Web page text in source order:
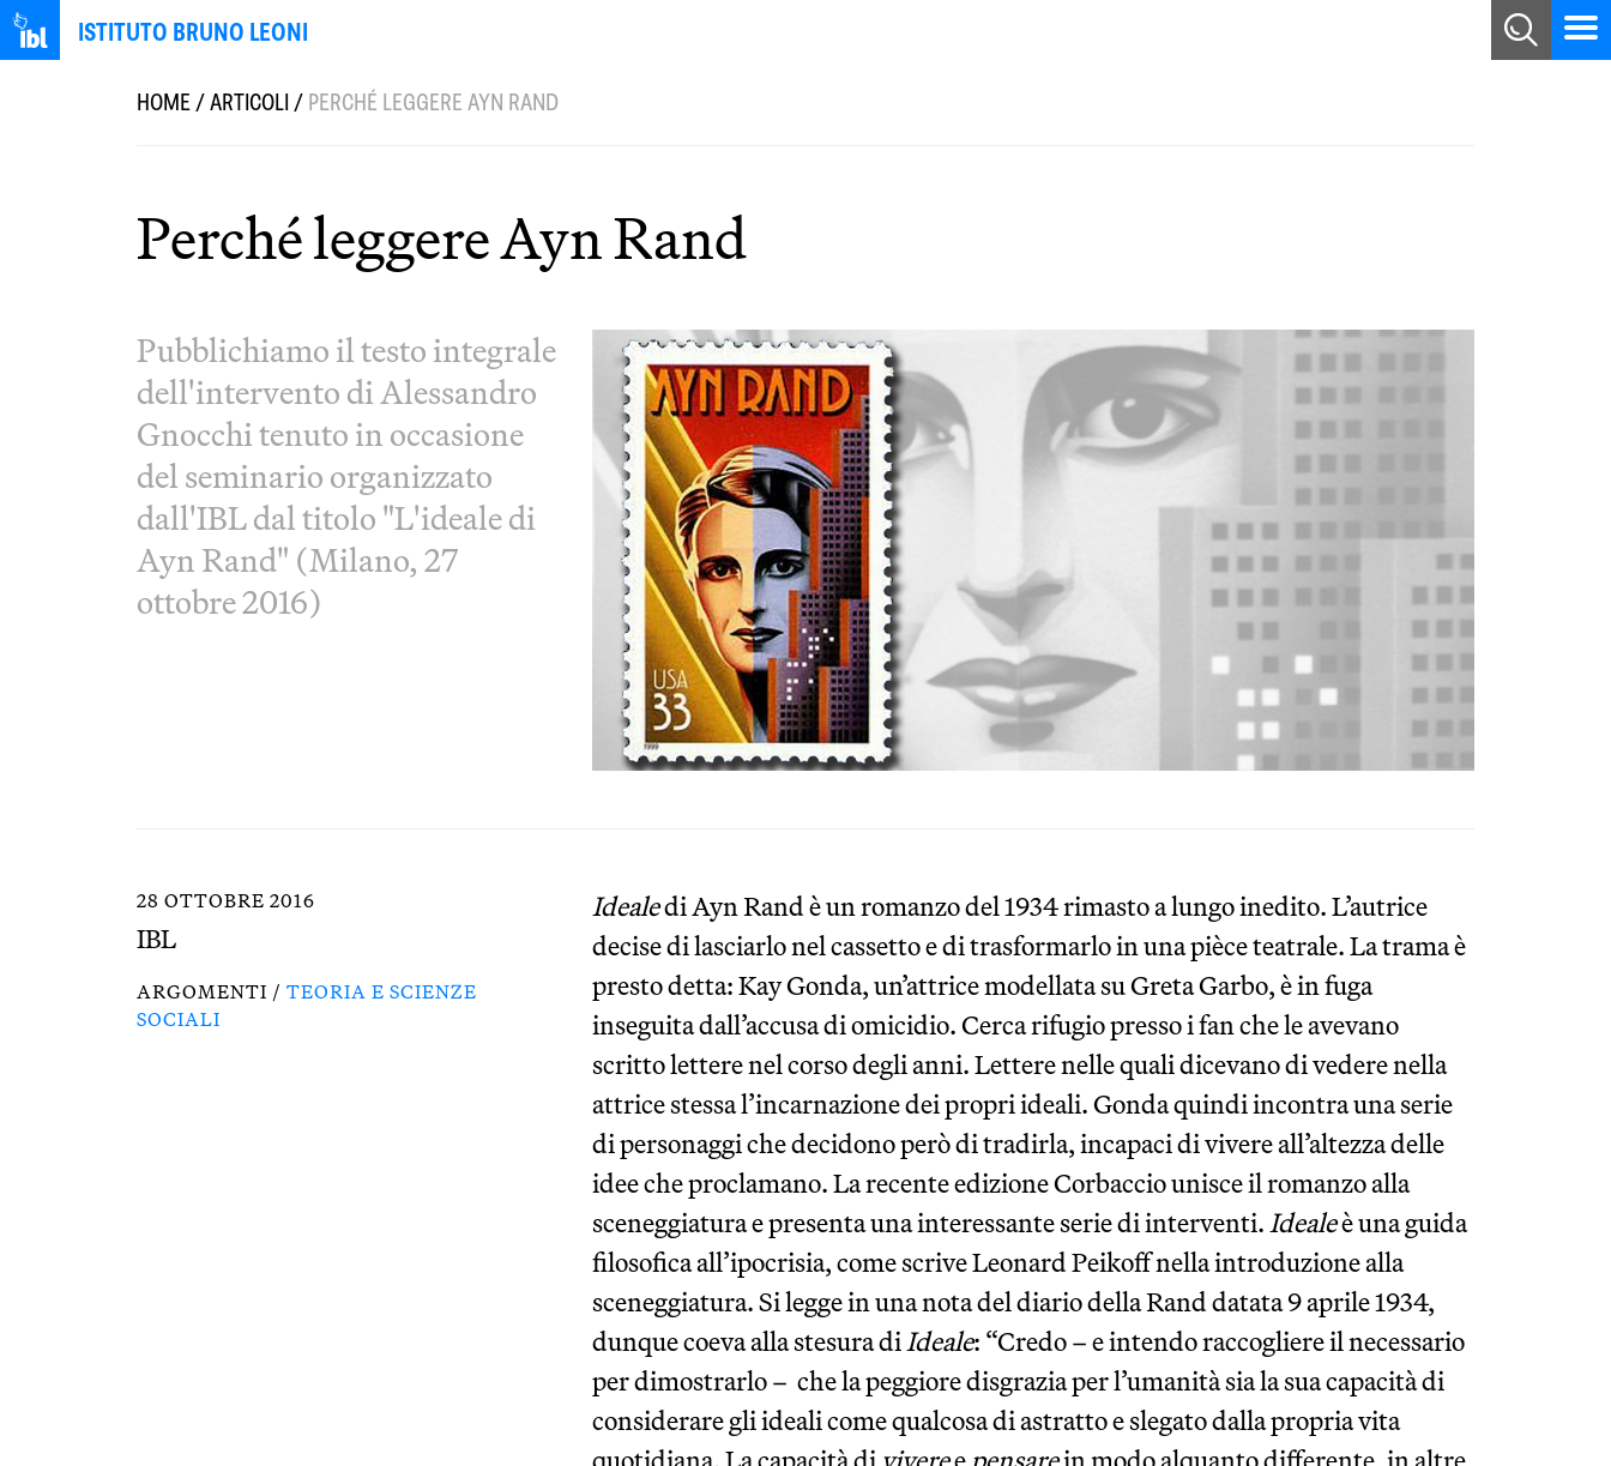
ISTITUTO BRUNO LEONI
HOME/ARTICOLI/PERCHÉ LEGGERE AYN RAND
Perché leggere Ayn Rand
Pubblichiamo il testo integrale
dell'intervento di Alessandro
Gnocchi tenuto in occasione
del seminario organizzato
dall'IBL dal titolo "L'ideale di
Ayn Rand" (Milano, 27
ottobre 2016)
28 OTTOBRE 2016
IBL
ARGOMENTI / TEORIA E SCIENZE
SOCIALI
Idealedi Ayn Rand è un romanzo del 1934 rimasto a lungo inedito. L’autrice
decise di lasciarlo nel cassetto e di trasformarlo in una pièce teatrale. La trama è
presto detta: Kay Gonda, un’attrice modellata su Greta Garbo, è in fuga
inseguita dall’accusa di omicidio. Cerca rifugio presso i fan che le avevano
scritto lettere nel corso degli anni. Lettere nelle quali dicevano di vedere nella
attrice stessa l’incarnazione dei propri ideali. Gonda quindi incontra una serie
di personaggi che decidono però di tradirla, incapaci di vivere all’altezza delle
idee che proclamano. La recente edizione Corbaccio unisce il romanzo alla
sceneggiatura e presenta una interessante serie di interventi.Idealeè una guida
filosofica all’ipocrisia, come scrive Leonard Peikoff nella introduzione alla
sceneggiatura. Si legge in una nota del diario della Rand datata 9 aprile 1934,
dunque coeva alla stesura diIdeale: “Credo – e intendo raccogliere il necessario
per dimostrarlo – che la peggiore disgrazia per l’umanità sia la sua capacità di
considerare gli ideali come qualcosa di astratto e slegato dalla propria vita